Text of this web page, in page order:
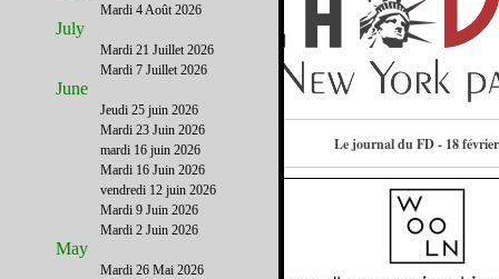
Le journal du FD - 18
Mardi 4 Août 2026
July
Mardi 21 Juillet 2026
Mardi 7 Juillet 2026
June
Jeudi 25 juin 2026
Mardi 23 Juin 2026
mardi 16 juin 2026
Mardi 16 Juin 2026
vendredi 12 juin 2026
Mardi 9 Juin 2026
Mardi 2 Juin 2026
May
Mardi 26 Mai 2026